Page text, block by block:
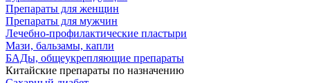
Препараты для женщин
Препараты для мужчин
Лечебно-профилактические пластыри
Мази, бальзамы, капли
БАДы, общеукрепляющие препараты
Китайские препараты по назначению